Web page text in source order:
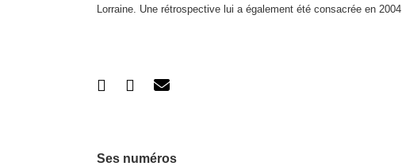
Lorraine. Une rétrospective lui a également été consacrée en
Ses numéros